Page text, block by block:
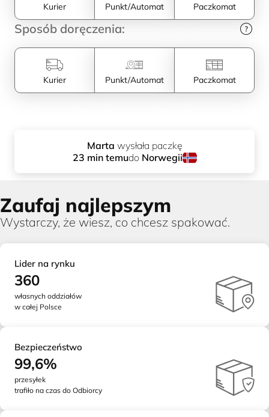
Kurier Punkt/Automat Paczkomat
Sposób doręczenia:
Kurier Punkt/Automat Paczkomat
Marta wysłała paczkę
23 min temudo Norwegii
Zaufaj najlepszym
Wystarczy, że wiesz, co chcesz spakować.
Lider na rynku
360
własnych oddziałów
w całej Polsce
Bezpieczeństwo
99,6%
przesyłek
trafiło na czas do Odbiorcy